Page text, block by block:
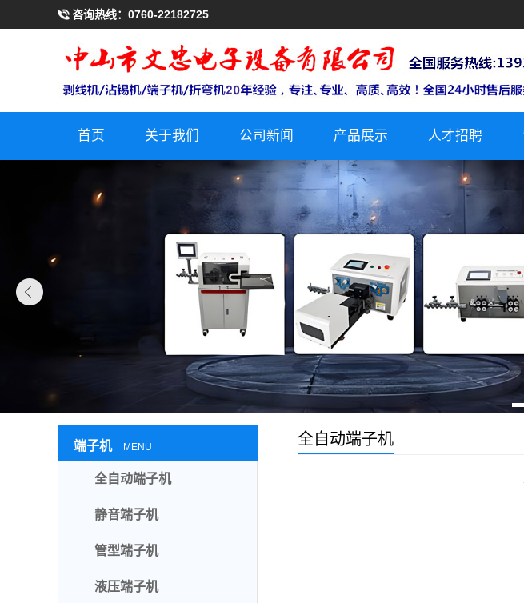
咨询热线： 0760-22182725
首页 关于我们 公司新闻 产品展示 人才招聘
全自动端子机
端子机 MENU
全自动端子机
静音端子机
管型端子机
液压端子机